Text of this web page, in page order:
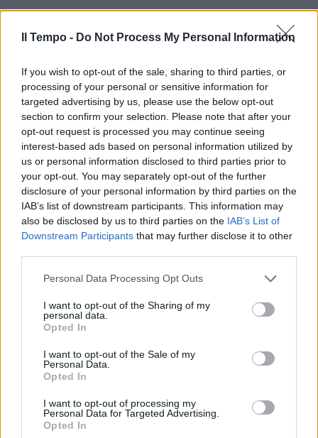
Il Tempo - Do Not Process My Personal Information
If you wish to opt-out of the sale, sharing to third parties, or
processing of your personal or sensitive information for
targeted advertising by us, please use the below opt-out
section to confirm your selection. Please note that after your
opt-out request is processed you may continue seeing
interest-based ads based on personal information utilized by
us or personal information disclosed to third parties prior to
your opt-out. You may separately opt-out of the further
disclosure of your personal information by third parties on the
IAB’s list of downstream participants. This information may
also be disclosed by us to third parties on the IAB’s List of
Downstream Participants that may further disclose it to other
Personal Data Processing Opt Outs
I want to opt-out of the Sharing of my
personal data.
Opted In
I want to opt-out of the Sale of my
Personal Data.
Opted In
I want to opt-out of processing my
Personal Data for Targeted Advertising.
Opted In
In evidenza